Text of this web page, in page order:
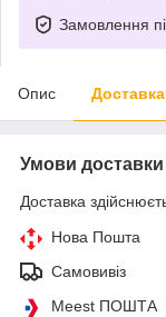
Замовлення
Опис Доставка
Умови доставки
Доставка
Нова Пошта
Самовивіз
Meest ПОШТА